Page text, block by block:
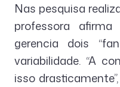
Nas pesquisa
professora
gerencia dois
variabilidade. “A
isso